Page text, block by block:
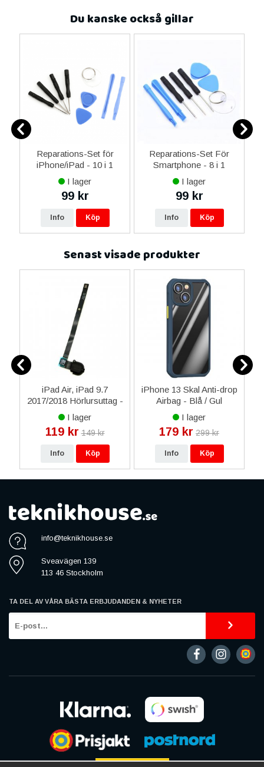
Du kanske också gillar
Reparations-Set för
iPhone/iPad - 10 i 1
I lager
99 kr
Info Köp
Reparations-Set För
Smartphone - 8 i 1
I lager
99 kr
Info Köp
Senast visade produkter
iPad Air, iPad 9.7
2017/2018 Hörlursuttag -
Svart
I lager
119 kr 149 kr
Info Köp
iPhone 13 Skal Anti-drop
Airbag - Blå / Gul
I lager
179 kr 299 kr
Info Köp
info@teknikhouse.se
Sveavägen 139
113 46 Stockholm
TA DEL AV VÅRA BÄSTA ERBJUDANDEN & NYHETER